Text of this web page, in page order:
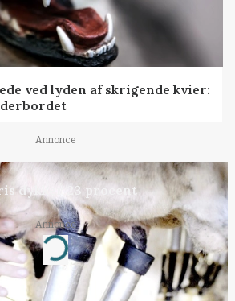
ved lyden af skrigende kvier:
Annonce
dykker 23 procent
Annonce
Loading...